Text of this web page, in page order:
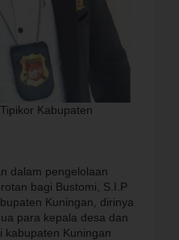
Kabupaten
dalam pengelolaan
bagi Bustomi, S.I.P
Kuningan, dirinya
para kepala desa dan
kabupaten Kuningan